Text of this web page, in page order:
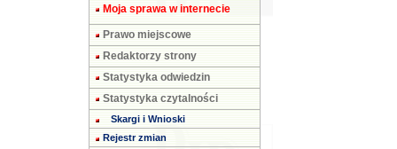
Moja sprawa w internecie
Prawo miejscowe
Redaktorzy strony
Statystyka odwiedzin
Statystyka czytalności
Skargi i Wnioski
Rejestr zmian